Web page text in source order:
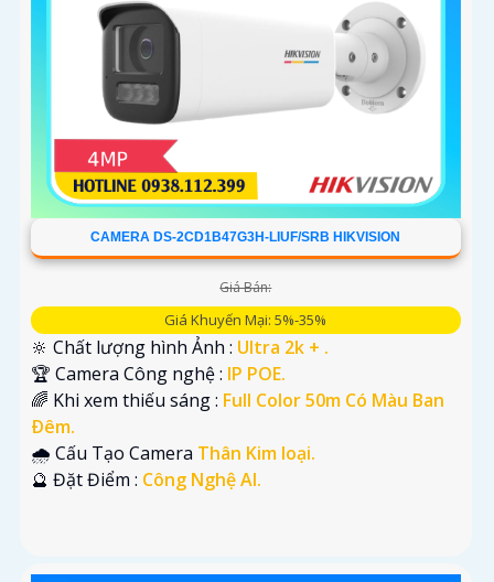
CAMERA DS-2CD1B47G3H-LIUF/SRB HIKVISION
Giá Bán:
Giá Khuyến Mại: 5%-35%
🔆 Chất lượng hình Ảnh : Ultra 2k + .
🏆 Camera Công nghệ : IP POE.
🌈 Khi xem thiếu sáng : Full Color 50m Có Màu Ban
Ðêm.
🌧️ Cấu Tạo Camera Thân Kim loại.
️🔮 Đặt Điểm : Công Nghệ AI.